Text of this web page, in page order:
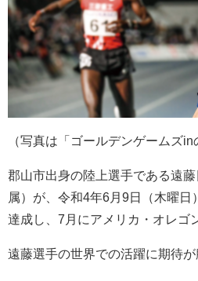
（写真は「ゴールデンゲームズ
郡山市出身の陸上選手である遠
属）が、令和4年6月9日（木曜
達成し、7月にアメリカ・オレゴ
遠藤選手の世界での活躍に期待が